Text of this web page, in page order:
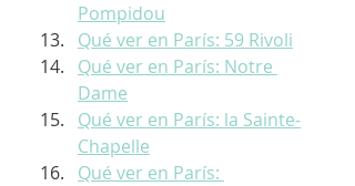
Pompidou
Qué ver en París: 59 Rivoli
Qué ver en París: Notre
Dame
Qué ver en París: la Sainte-
Chapelle
Qué ver en París: